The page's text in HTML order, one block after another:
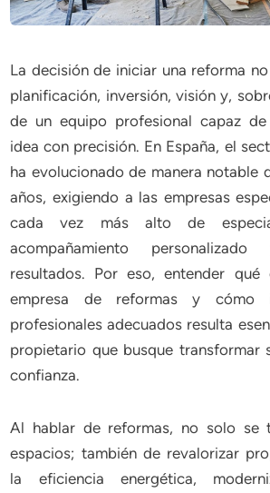
La decisión de iniciar una reforma
planificación, inversión, visión y,
de un equipo profesional capaz de
idea con precisión. En España, el
ha evolucionado de manera notable
años, exigiendo a las empresas
cada vez más alto de
acompañamiento
resultados. Por eso, entender qué
empresa de reformas y cómo
profesionales adecuados resulta
propietario que busque transformar
confianza.
Al hablar de reformas, no solo se
espacios; también de revalorizar
la eficiencia energética,